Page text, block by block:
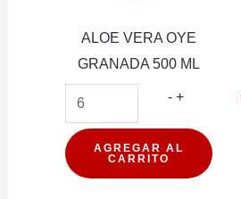
ALOE VERA OYE
GRANADA 500 ML
- ALOE
OYE
GRANADA
+
AGREGAR AL
CARRITO